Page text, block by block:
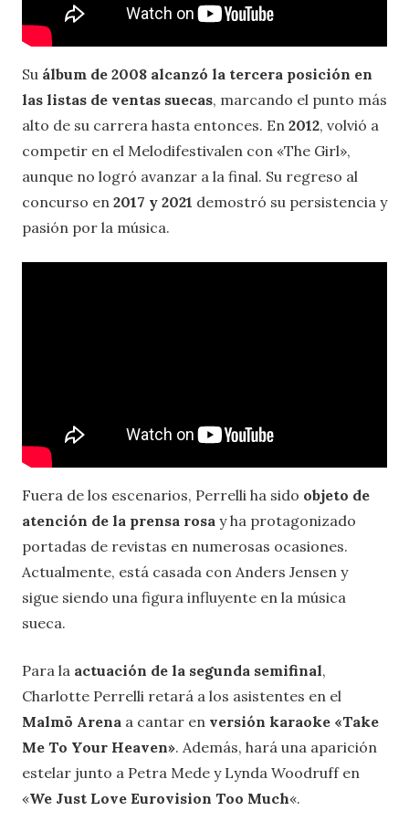
Su álbum de 2008 alcanzó la tercera posición en
las listas de ventas suecas, marcando el punto más
alto de su carrera hasta entonces. En 2012, volvió a
competir en el Melodifestivalen con «The Girl»,
aunque no logró avanzar a la final. Su regreso al
concurso en 2017 y 2021 demostró su persistencia y
pasión por la música.
Fuera de los escenarios, Perrelli ha sido objeto de
atención de la prensa rosa y ha protagonizado
portadas de revistas en numerosas ocasiones.
Actualmente, está casada con Anders Jensen y
sigue siendo una figura influyente en la música
sueca.
Para la actuación de la segunda semifinal,
Charlotte Perrelli retará a los asistentes en el
Malmö Arena a cantar en versión karaoke «Take
Me To Your Heaven». Además, hará una aparición
estelar junto a Petra Mede y Lynda Woodruff en
«We Just Love Eurovision Too Much«.